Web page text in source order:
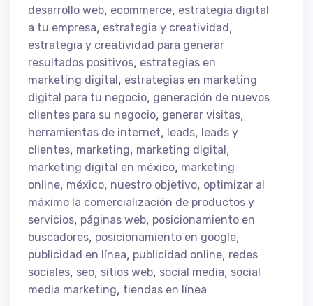
desarrollo web, ecommerce, estrategia digital
a tu empresa, estrategia y creatividad,
estrategia y creatividad para generar
resultados positivos, estrategias en
marketing digital, estrategias en marketing
digital para tu negocio, generación de nuevos
clientes para su negocio, generar visitas,
herramientas de internet, leads, leads y
clientes, marketing, marketing digital,
marketing digital en méxico, marketing
online, méxico, nuestro objetivo, optimizar al
máximo la comercialización de productos y
servicios, páginas web, posicionamiento en
buscadores, posicionamiento en google,
publicidad en línea, publicidad online, redes
sociales, seo, sitios web, social media, social
media marketing, tiendas en línea